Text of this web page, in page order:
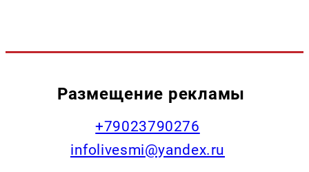
Размещение рекламы
+79023790276
infolivesmi@yandex.ru